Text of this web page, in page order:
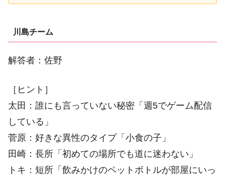
川島チーム
解答者：佐野
［ヒント］
太田：誰にも言っていない秘密「週5でゲーム配信
している」
菅原：好きな異性のタイプ「小食の子」
田崎：長所「初めての場所でも道に迷わない」
トキ：短所「飲みかけのペットボトルが部屋にいっ